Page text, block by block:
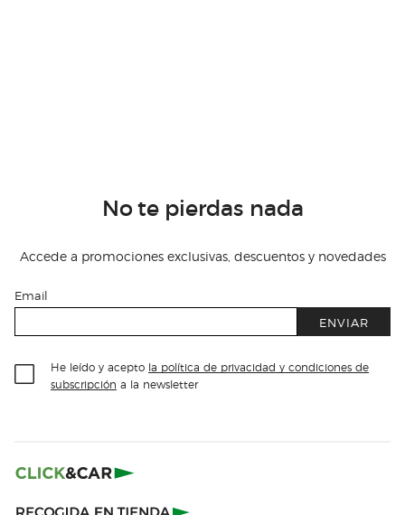
No te pierdas nada
Accede a promociones exclusivas, descuentos y novedades
Email
ENVIAR
He leído y acepto la política de privacidad y condiciones de
subscripción a la newsletter